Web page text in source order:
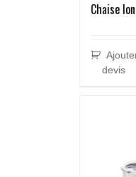
Chaise
devis